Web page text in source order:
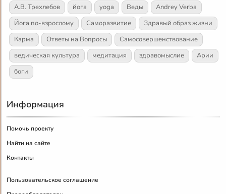
А.В. Трехлебов
йога yoga Веды
Andrey Verba
Йога по-взрослому
Саморазвитие
Здравый образ жизни
Карма
Ответы на Вопросы
Самосовершенствование
ведическая культура
медитация здравомыслие
Арии
боги
Информация
Помочь проекту
Найти на сайте
Контакты
Пользовательское соглашение